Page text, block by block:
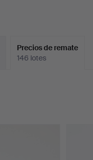
Precios de remate
146 lotes